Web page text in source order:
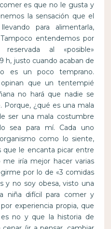
es que no le gusta y
la sensación que el
para alimentarla,
entendemos por
al «posible»
h, justo cuando acaban de
es un poco temprano.
que un tentempié
no hará que nadie se
Porque, ¿qué es una mala
ser una mala costumbre
sea para mí. Cada uno
como lo siente,
que le encanta picar entre
iría mejor hacer varias
por lo de «3 comidas
y no soy obesa, visto una
niña difícil para comer y
experiencia propia, que
no y que la historia de